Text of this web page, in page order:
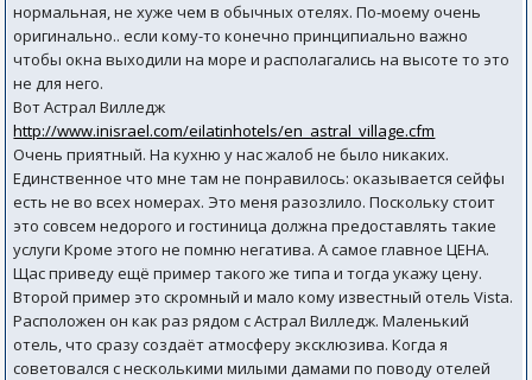
нормальная, не хуже чем в обычных отелях. По-моему очень
оригинально.. если кому-то конечно принципиально важно
чтобы окна выходили на море и располагались на высоте то это
не для него.
Вот Астрал Вилледж
http://www.inisrael.com/eilatinhotels/en_astral_village.cfm
Очень приятный. На кухню у нас жалоб не было никаких.
Единственное что мне там не понравилось: оказывается сейфы
есть не во всех номерах. Это меня разозлило. Поскольку стоит
это совсем недорого и гостиница должна предоставлять такие
услуги Кроме этого не помню негатива. А самое главное ЦЕНА.
Щас приведу ещё пример такого же типа и тогда укажу цену.
Второй пример это скромный и мало кому известный отель Vista.
Расположен он как раз рядом с Астрал Вилледж. Маленький
отель, что сразу создаёт атмосферу эксклюзива. Когда я
советовался с несколькими милыми дамами по поводу отелей